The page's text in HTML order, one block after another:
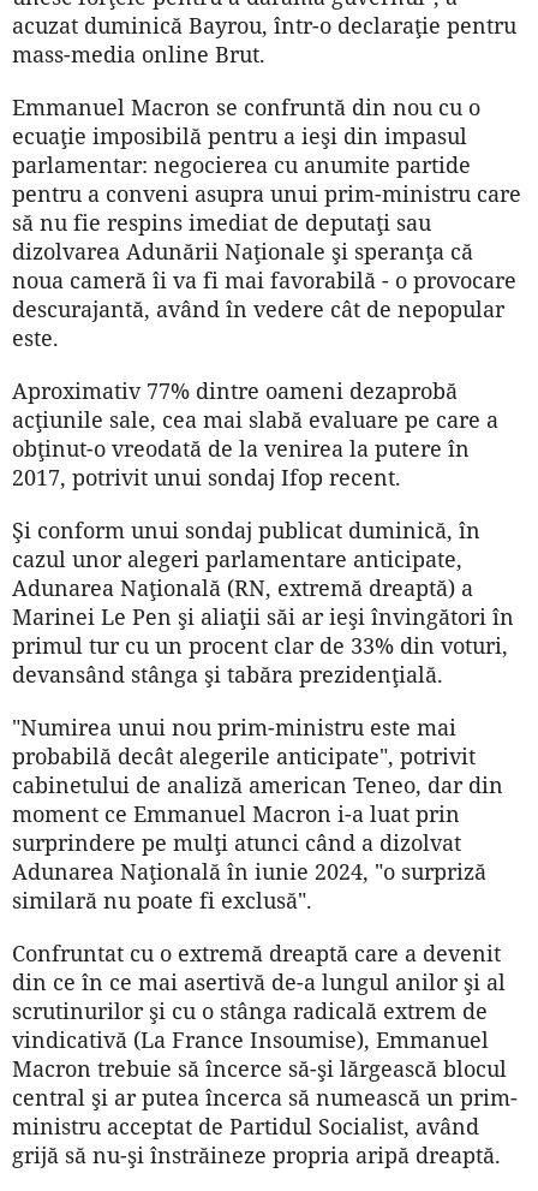
acuzat duminică Bayrou, într-o declaraţie pentru
mass-media online Brut.
Emmanuel Macron se confruntă din nou cu o
ecuaţie imposibilă pentru a ieşi din impasul
parlamentar: negocierea cu anumite partide
pentru a conveni asupra unui prim-ministru care
să nu fie respins imediat de deputaţi sau
dizolvarea Adunării Naţionale şi speranţa că
noua cameră îi va fi mai favorabilă - o provocare
descurajantă, având în vedere cât de nepopular
este.
Aproximativ 77% dintre oameni dezaprobă
acţiunile sale, cea mai slabă evaluare pe care a
obţinut-o vreodată de la venirea la putere în
2017, potrivit unui sondaj Ifop recent.
Şi conform unui sondaj publicat duminică, în
cazul unor alegeri parlamentare anticipate,
Adunarea Naţională (RN, extremă dreaptă) a
Marinei Le Pen şi aliaţii săi ar ieşi învingători în
primul tur cu un procent clar de 33% din voturi,
devansând stânga şi tabăra prezidenţială.
"Numirea unui nou prim-ministru este mai
probabilă decât alegerile anticipate", potrivit
cabinetului de analiză american Teneo, dar din
moment ce Emmanuel Macron i-a luat prin
surprindere pe mulţi atunci când a dizolvat
Adunarea Naţională în iunie 2024, "o surpriză
similară nu poate fi exclusă".
Confruntat cu o extremă dreaptă care a devenit
din ce în ce mai asertivă de-a lungul anilor şi al
scrutinurilor şi cu o stânga radicală extrem de
vindicativă (La France Insoumise), Emmanuel
Macron trebuie să încerce să-şi lărgească blocul
central şi ar putea încerca să numească un prim-
ministru acceptat de Partidul Socialist, având
grijă să nu-şi înstrăineze propria aripă dreaptă.